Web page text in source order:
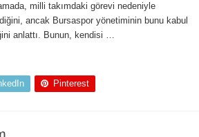
milli takımdaki görevi nedeniyle
ancak Bursaspor yönetiminin bunu kabul
anlattı. Bunun, kendisi …
Pinterest